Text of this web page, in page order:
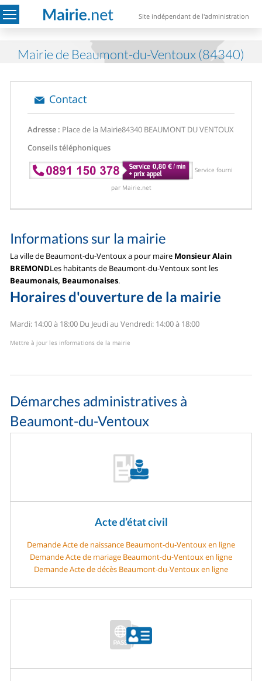
Site indépendant de l'administration
Mairie de Beaumont-du-Ventoux (84340)
Contact
Adresse : Place de la Mairie84340 BEAUMONT DU VENTOUX
Conseils téléphoniques
Service fourni
par Mairie.net
Informations sur la mairie
La ville de Beaumont-du-Ventoux a pour maire Monsieur Alain
BREMONDLes habitants de Beaumont-du-Ventoux sont les
Beaumonais, Beaumonaises.
Horaires d'ouverture de la mairie
Mardi: 14:00 à 18:00 Du Jeudi au Vendredi: 14:00 à 18:00
Mettre à jour les informations de la mairie
Démarches administratives à
Beaumont-du-Ventoux
Acte d’état civil
Demande Acte de naissance Beaumont-du-Ventoux en ligne
Demande Acte de mariage Beaumont-du-Ventoux en ligne
Demande Acte de décès Beaumont-du-Ventoux en ligne